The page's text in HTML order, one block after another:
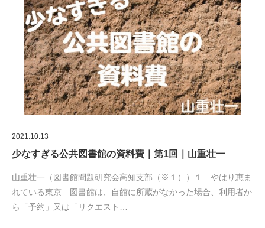
2021.10.13
少なすぎる公共図書館の資料費｜第1回｜山重壮一
山重壮一（図書館問題研究会高知支部（※１））１ やはり恵ま
れている東京 図書館は、自館に所蔵がなかった場合、利用者か
ら「予約」又は「リクエスト…